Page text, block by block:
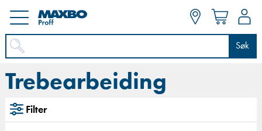
Søk
Trebearbeiding
Filter